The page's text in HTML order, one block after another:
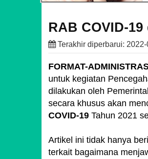
RAB COVID-
Terakhir diperbarui:
FORMAT-
untuk kegiatan
dilakukan oleh
secara khusus akan
COVID-19 Tahun 2021
Artikel ini tidak hanya
terkait bagaimana